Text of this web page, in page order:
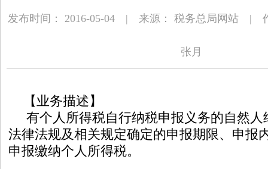
发布时间： 2016-05-04 | 来源： 税务总局网站
张月
【业务描述】
有个人所得税自行纳税申报义务的自然
法律法规及相关规定确定的申报期限、申报
申报缴纳个人所得税。